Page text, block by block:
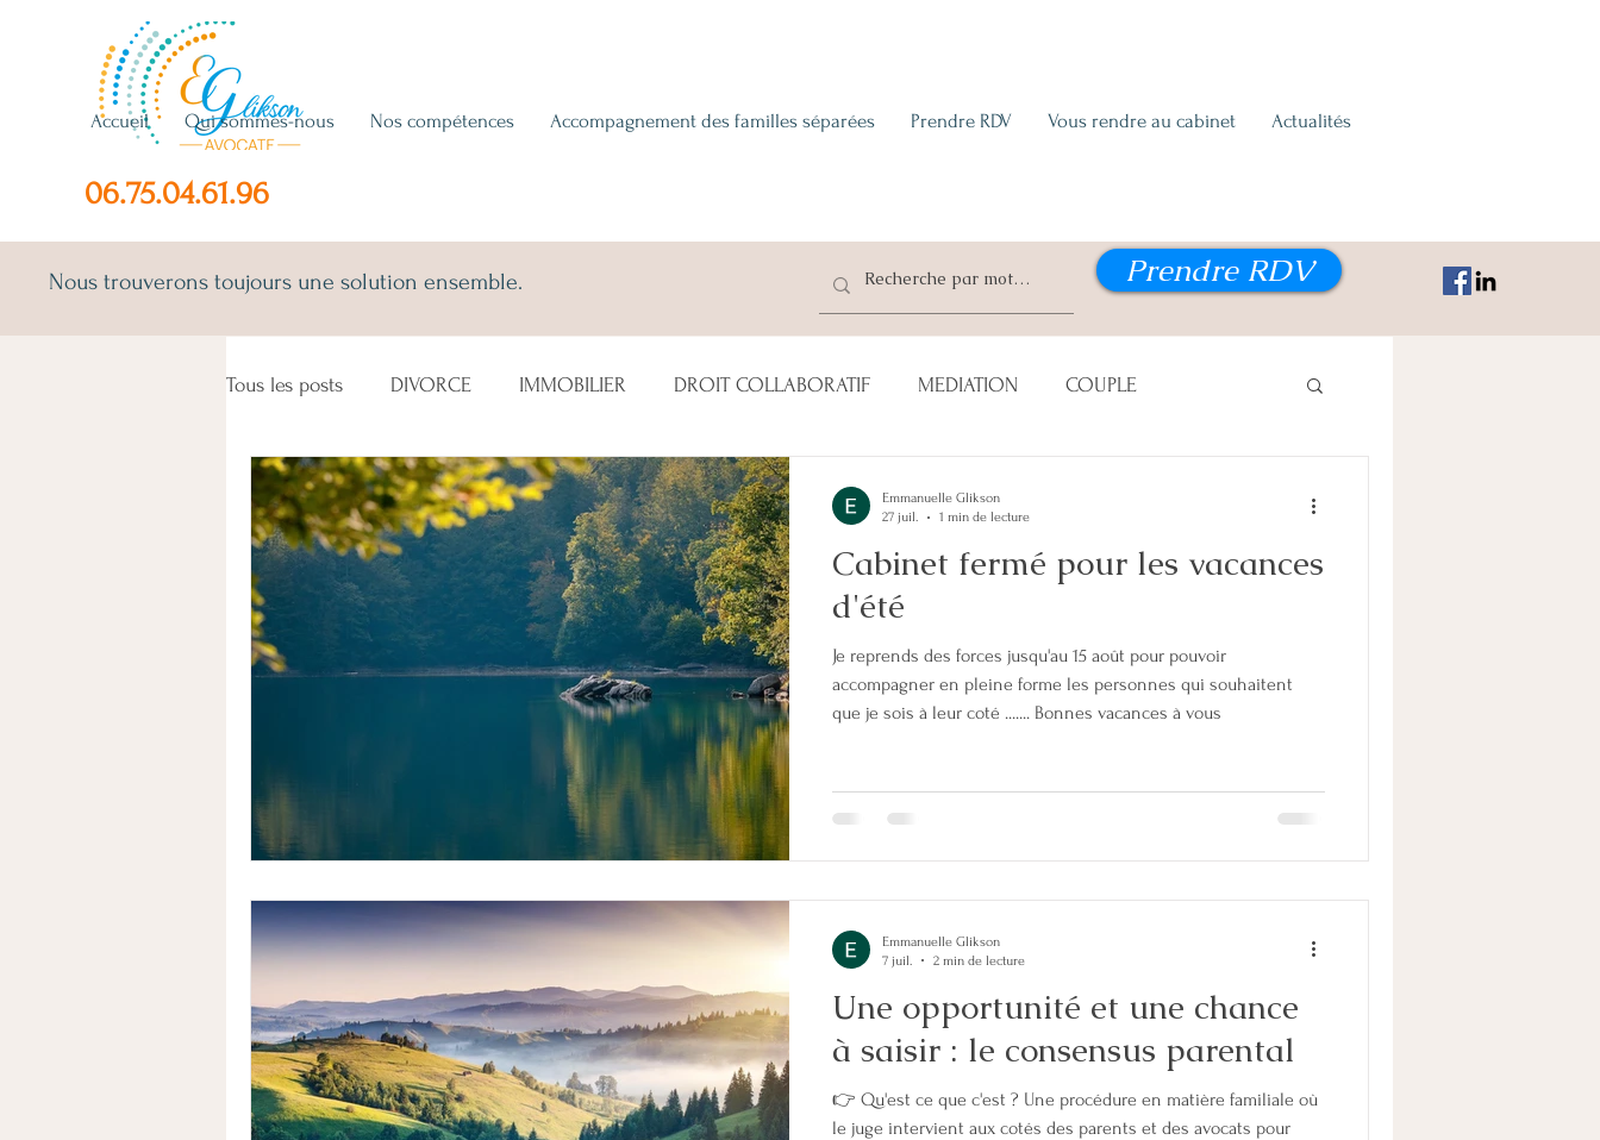
06.75.04.61.96
Accueil Qui sommes-nous Nos compétences Accompagnement des familles séparées Prendre RDV Vous rendre au cabinet Actualités
Nous trouverons toujours une solution ensemble. Prendre RDV
Tous les posts DIVORCE IMMOBILIER DROIT COLLABORATIF MEDIATION COUPLE
SEPARATION COPROPRIETE ENFANT(S) CONCUBINS
SUCCESSION DONATION PENSION ALIMENTAIRE CHEF D'ENTREPRISE PARENT FAMILLE
ENERGIE INVESTISSEMENT FINANCES JUSTICE COORDINATION PARENTALE parentalité
COACHING COPARENTAL SANTE MENTALE
MESURES DE PROTECTION COORDINATION PARENTALE
Cabinet fermé pour les vacances
d'été
Je reprends des forces jusqu'au 15 août pour pouvoir
accompagner en pleine forme les personnes qui souhaitent
que je sois à leur coté ....... Bonnes vacances à vous
Emmanuelle Glikson
27 juil.
1 min de lecture
Une opportunité et une chance
à saisir : le consensus parental
👉 Qu'est ce que c'est ? Une procédure en matière familiale où
le juge intervient aux cotés des parents et des avocats pour
Emmanuelle Glikson
7 juil.
2 min de lecture